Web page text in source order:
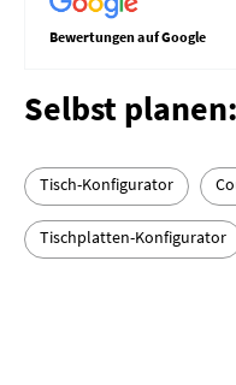
Bewertungen auf Google
Selbst planen:
Tisch-Konfigurator
Tischplatten-Konfigurator